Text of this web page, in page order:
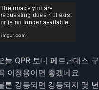
늘 QPR 토니 페르난데스
이청용이면 좋겠네요
튼 강등되면 강등되지 몇